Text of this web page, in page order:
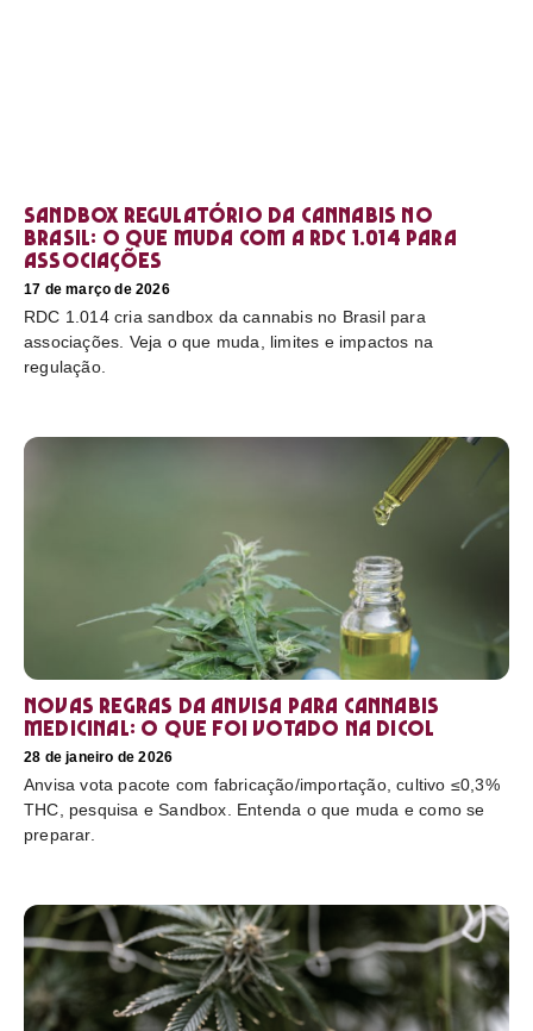
Sandbox regulatório da cannabis no
Brasil: o que muda com a RDC 1.014 para
associações
17 de março de 2026
RDC 1.014 cria sandbox da cannabis no Brasil para
associações. Veja o que muda, limites e impactos na
regulação.
Novas regras da Anvisa para cannabis
medicinal: o que foi votado na Dicol
28 de janeiro de 2026
Anvisa vota pacote com fabricação/importação, cultivo ≤0,3%
THC, pesquisa e Sandbox. Entenda o que muda e como se
preparar.